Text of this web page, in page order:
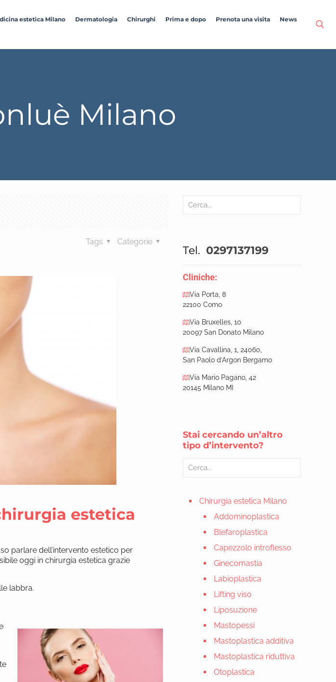
estetica Milano Dermatologia Chirurghi Prima e dopo Prenota una visita News
Milano
Categorie
Tags
estetica
parlare dell’intervento estetico per
oggi in chirurgia estetica grazie
labbra.
Tel. 0297137199
Cliniche:
Via Porta, 8
22100 Como
Via Bruxelles, 10
20097 San Donato Milano
Via Cavallina, 1, 24060,
San Paolo d’Argon Bergamo
Via Mario Pagano, 42
20145 Milano MI
Stai cercando un’altro
tipo d’intervento?
Chirurgia estetica Milano
Addominoplastica
Blefaroplastica
Capezzolo introflesso
Ginecomastia
Labioplastica
Lifting viso
Liposuzione
Mastopessi
Mastoplastica additiva
Mastoplastica riduttiva
Otoplastica